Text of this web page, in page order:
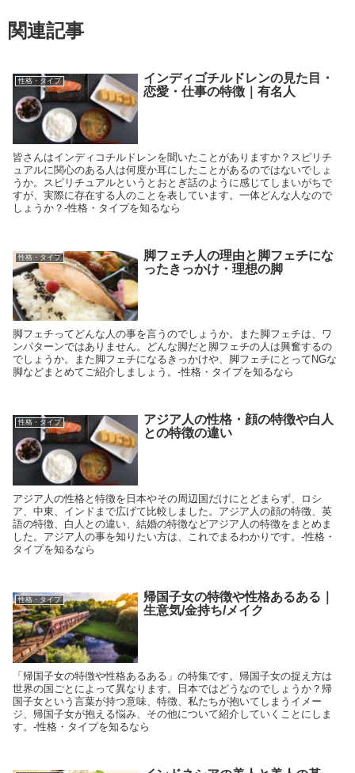
関連記事
性格・タイプ
インディゴチルドレンの見た目・
恋愛・仕事の特徴｜有名人
皆さんはインディコチルドレンを聞いたことがありますか？スピリチ
ュアルに関心のある人は何度か耳にしたことがあるのではないでしょ
うか。スピリチュアルというとおとぎ話のように感じてしまいがちで
すが、実際に存在する人のことを表しています。一体どんな人なので
しょうか？-性格・タイプを知るなら
性格・タイプ
脚フェチ人の理由と脚フェチにな
ったきっかけ・理想の脚
脚フェチってどんな人の事を言うのでしょうか。また脚フェチは、ワ
ンパターンではありません。どんな脚だと脚フェチの人は興奮するの
でしょうか。また脚フェチになるきっかけや、脚フェチにとってNGな
脚などまとめてご紹介しましょう。-性格・タイプを知るなら
性格・タイプ
アジア人の性格・顔の特徴や白人
との特徴の違い
アジア人の性格と特徴を日本やその周辺国だけにとどまらず、ロシ
ア、中東、インドまで広げて比較しました。アジア人の顔の特徴、英
語の特徴、白人との違い、結婚の特徴などアジア人の特徴をまとめま
した。アジア人の事を知りたい方は、これでまるわかりです。-性格・
タイプを知るなら
性格・タイプ
帰国子女の特徴や性格あるある｜
生意気/金持ち/メイク
「帰国子女の特徴や性格あるある」の特集です。帰国子女の捉え方は
世界の国ごとによって異なります。日本ではどうなのでしょうか？帰
国子女という言葉が持つ意味、特徴、私たちが抱いてしまうイメー
ジ、帰国子女が抱える悩み、その他について紹介していくことにしま
す。-性格・タイプを知るなら